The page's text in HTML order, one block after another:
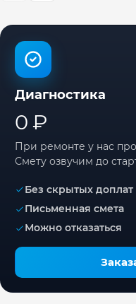
Диагностика
0 ₽
При ремонте у нас
Смету озвучим до
Без скрытых доплат
Письменная смета
Можно отказаться